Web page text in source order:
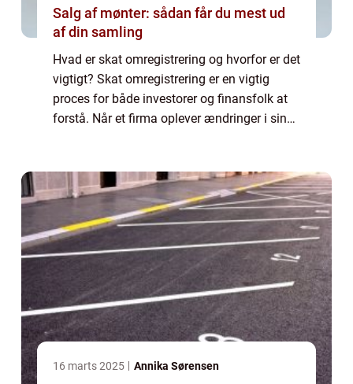
Salg af mønter: sådan får du mest ud
af din samling
Hvad er skat omregistrering og hvorfor er det
vigtigt? Skat omregistrering er en vigtig
proces for både investorer og finansfolk at
forstå. Når et firma oplever ændringer i sin
16 marts 2025 Annika Sørensen